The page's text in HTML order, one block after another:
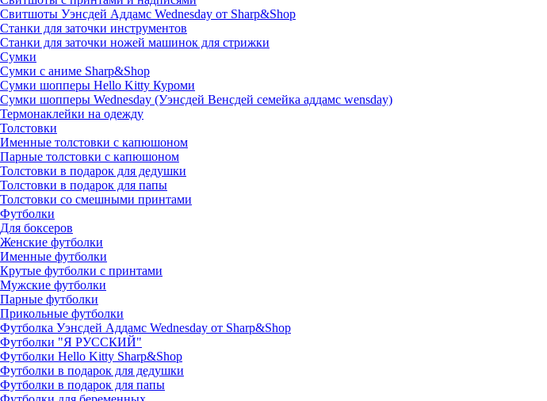
Свитшоты Уэнсдей Аддамс Wednesday от Sharp&Shop
Станки для заточки инструментов
Станки для заточки ножей машинок для стрижки
Сумки
Сумки с аниме Sharp&Shop
Сумки шопперы Hello Kitty Куроми
Сумки шопперы Wednesday (Уэнсдей Венсдей семейка аддамс wensday)
Термонаклейки на одежду
Толстовки
Именные толстовки с капюшоном
Парные толстовки с капюшоном
Толстовки в подарок для дедушки
Толстовки в подарок для папы
Толстовки со смешными принтами
Футболки
Для боксеров
Женские футболки
Именные футболки
Крутые футболки с принтами
Мужские футболки
Парные футболки
Прикольные футболки
Футболка Уэнсдей Аддамс Wednesday от Sharp&Shop
Футболки "Я РУССКИЙ"
Футболки Hello Kitty Sharp&Shop
Футболки в подарок для дедушки
Футболки в подарок для папы